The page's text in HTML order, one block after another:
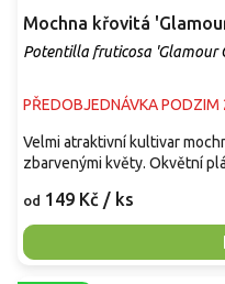
Mochna křovitá
Potentilla fruticosa 'Glamour
PŘEDOBJEDNÁVKA PODZIM
od 149 Kč / ks
Velmi atraktivní kultivar
zbarvenými květy. Okvětní